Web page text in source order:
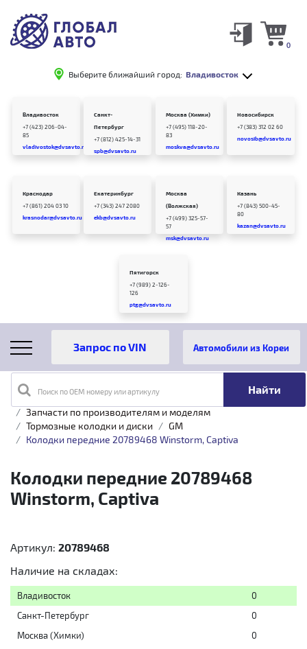
Выберите ближайший город: Владивосток
0
Владивосток
+7 (423) 206-04-
85
vladivostok@dvsavto.ru
Санкт-
Петербург
+7 (812) 425-14-31
spb@dvsavto.ru
Москва (Химки)
+7 (495) 118-20-
83
moskva@dvsavto.ru
Новосибирск
+7 (383) 312 02 60
novosib@dvsavto.ru
Краснодар
+7 (861) 204 03 10
krasnodar@dvsavto.ru
Екатеринбург
+7 (343) 247 2080
ekb@dvsavto.ru
Москва
(Волжская)
+7 (499) 325-57-
57
msk@dvsavto.ru
Казань
+7 (843) 500-45-
80
kazan@dvsavto.ru
Пятигорск
+7 (989) 2-126-
126
ptg@dvsavto.ru
Поиск по OEM номеру или артикулу
Автомобили из Кореи
Главная
Каталог товаров
Запчасти по производителям и моделям
Тормозные колодки и диски
GM
Колодки передние 20789468 Winstorm, Captiva
Колодки передние 20789468
Winstorm, Captiva
Артикул: 20789468
Наличие на складах:
Владивосток
0
Санкт-Петербург
0
Москва (Химки)
0